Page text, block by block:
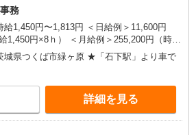
務
給1,450円〜1,813円 ＜日給例＞11,600円
給1,450円×8ｈ） ＜月給例＞255,200円（時給
円×8ｈ×22日） ※経験・能力等による
城県つくば市緑ヶ原 ★「石下駅」より車で
詳細を見る